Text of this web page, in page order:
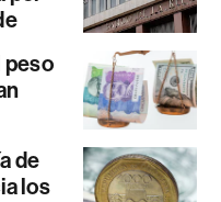
peso
de
los